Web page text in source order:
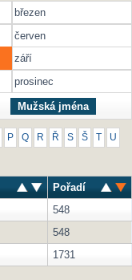
březen
červen
září
prosinec
Mužská jména
P Q R Ř S Š U
Pořadí
548
548
1731